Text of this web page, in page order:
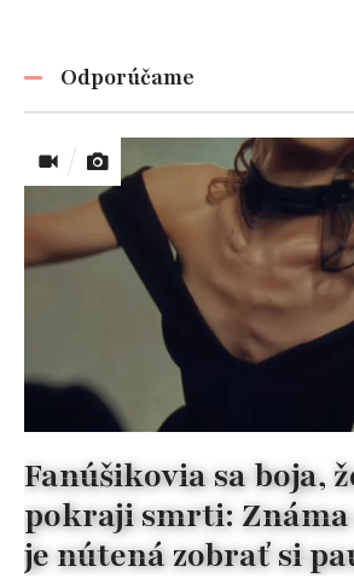
Odporúčame
Fanúšikovia sa boja,
pokraji smrti: Známa
je nútená zobrať si